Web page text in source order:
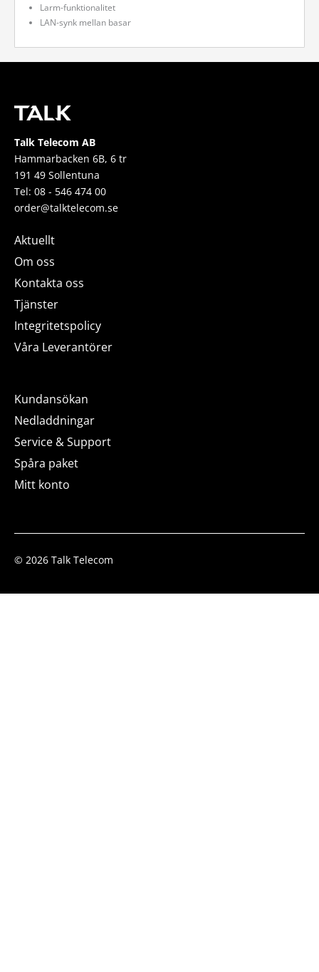
Larm-funktionalitet
LAN-synk mellan basar
Talk Telecom AB
Hammarbacken 6B, 6 tr
191 49 Sollentuna
Tel: 08 - 546 474 00
order@talktelecom.se
Aktuellt
Om oss
Kontakta oss
Tjänster
Integritetspolicy
Våra Leverantörer
Kundansökan
Nedladdningar
Service & Support
Spåra paket
Mitt konto
© 2026 Talk Telecom